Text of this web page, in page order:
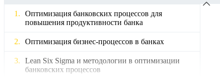
Оптимизация банковских процессов для
повышения продуктивности банка
Оптимизация бизнес-процессов в банках
Lean Six Sigma и методологии в оптимизации
банковских процессов